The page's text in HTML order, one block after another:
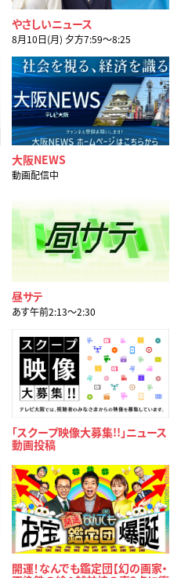
やさしいニュース
8月10日(月) 夕方7:59〜8:25
大阪NEWS
動画配信中
昼サテ
あす午前2:13〜2:30
「スクープ映像大募集!!」ニュース
動画投稿
開運！なんでも鑑定団【幻の画家・